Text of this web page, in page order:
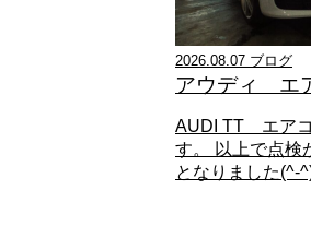
2026.08.07 ブログ
アウディ エ
AUDI TT エア
す。 以上で点検
となりました(^-